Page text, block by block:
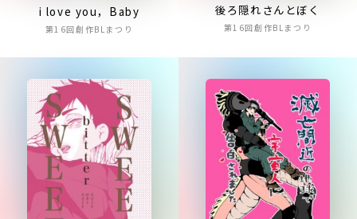
i love you，Baby
第16回創作BLまつり
後ろ隠れさんとぼく
第16回創作BLまつり